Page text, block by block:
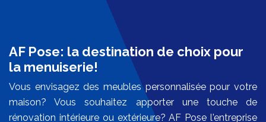
AF Pose: la destination de choix pour
la menuiserie!
Vous envisagez des meubles personnalisée pour votre
maison? Vous souhaitez apporter une touche de
rénovation intérieure ou extérieure? AF Pose l'entreprise